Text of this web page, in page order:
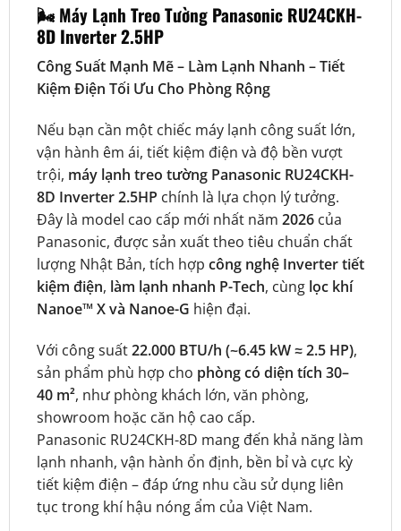
🌬️Máy Lạnh Treo Tường Panasonic RU24CKH-
8D Inverter 2.5HP
Công Suất Mạnh Mẽ – Làm Lạnh Nhanh – Tiết
Kiệm Điện Tối Ưu Cho Phòng Rộng
Nếu bạn cần một chiếc máy lạnh công suất lớn,
vận hành êm ái, tiết kiệm điện và độ bền vượt
trội, máy lạnh treo tường Panasonic RU24CKH-
8D Inverter 2.5HP chính là lựa chọn lý tưởng.
Đây là model cao cấp mới nhất năm 2026của
Panasonic, được sản xuất theo tiêu chuẩn chất
lượng Nhật Bản, tích hợp công nghệ Inverter tiết
kiệm điện, làm lạnh nhanh P-Tech, cùng lọc khí
Nanoe™ X và Nanoe-G hiện đại.
Với công suất22.000 BTU/h (~6.45 kW ≈ 2.5 HP),
sản phẩm phù hợp cho phòng có diện tích 30–
40 m², như phòng khách lớn, văn phòng,
showroom hoặc căn hộ cao cấp.
Panasonic RU24CKH-8D mang đến khả năng làm
lạnh nhanh, vận hành ổn định, bền bỉ và cực kỳ
tiết kiệm điện – đáp ứng nhu cầu sử dụng liên
tục trong khí hậu nóng ẩm của Việt Nam.